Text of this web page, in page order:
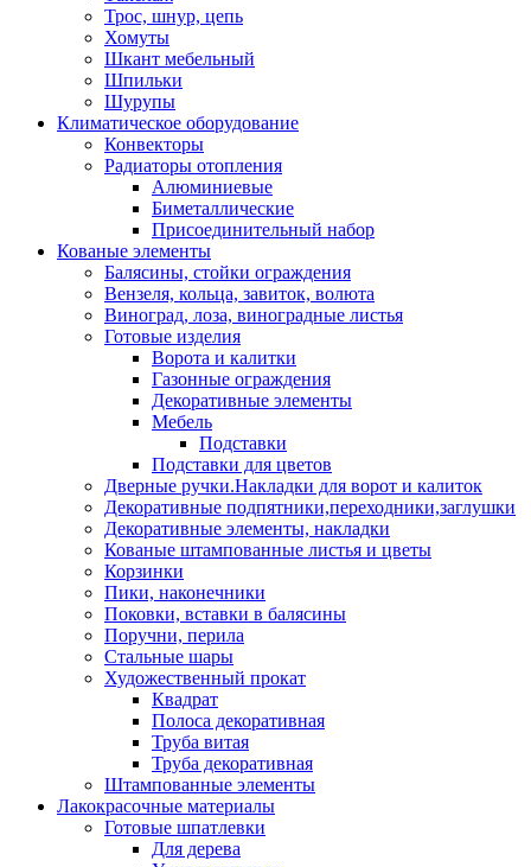
Трос, шнур, цепь
Хомуты
Шкант мебельный
Шпильки
Шурупы
Климатическое оборудование
Конвекторы
Радиаторы отопления
Алюминиевые
Биметаллические
Присоединительный набор
Кованые элементы
Балясины, стойки ограждения
Вензеля, кольца, завиток, волюта
Виноград, лоза, виноградные листья
Готовые изделия
Ворота и калитки
Газонные ограждения
Декоративные элементы
Мебель
Подставки
Подставки для цветов
Дверные ручки.Накладки для ворот и калиток
Декоративные подпятники,переходники,заглушки
Декоративные элементы, накладки
Кованые штампованные листья и цветы
Корзинки
Пики, наконечники
Поковки, вставки в балясины
Поручни, перила
Стальные шары
Художественный прокат
Квадрат
Полоса декоративная
Труба витая
Труба декоративная
Штампованные элементы
Лакокрасочные материалы
Готовые шпатлевки
Для дерева